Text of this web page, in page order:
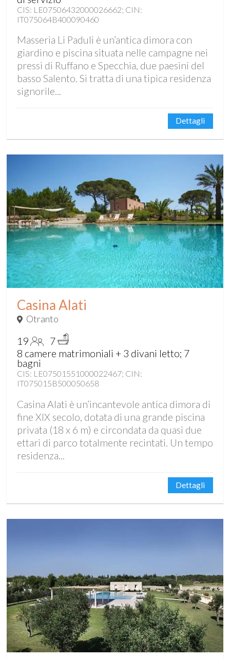
CIS: LE07506432000026662; CIN:
IT075064B400090460
Masseria Li Paduli è un’antica dimora con
giardino e piscina situata nelle campagne nei
pressi di Ruffano e Specchia, due paesini del
basso Salento. Si tratta di una tipica residenza
signorile...
Dettagli
Casina Alati
Otranto
19
7
8 camere matrimoniali + 3 divani letto; 7
bagni
CIS: LE07501551000022467; CIN:
IT075015B500050658
Casina Alati è un’incantevole antica dimora di
fine XIX secolo, dotata di una grande piscina
privata (18 x 6 m) e circondata da quasi due
ettari di parco totalmente recintati. Un tempo
residenza...
Dettagli